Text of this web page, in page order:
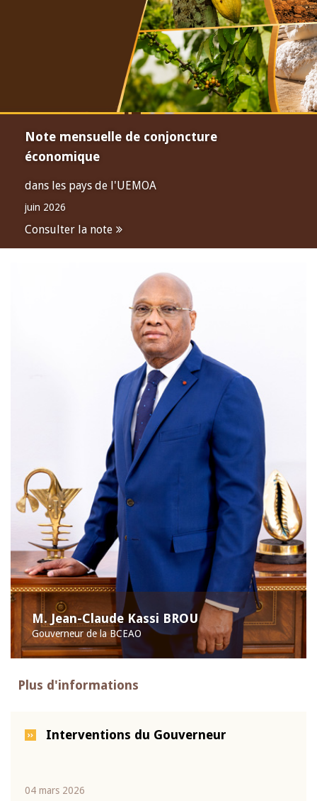
Note mensuelle de conjoncture
économique
dans les pays de l'UEMOA
juin 2026
Consulter la note
M. Jean-Claude Kassi BROU
Gouverneur de la BCEAO
Plus d'informations
Interventions du Gouverneur
04 mars 2026